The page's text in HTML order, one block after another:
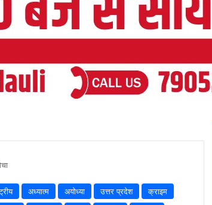
अध्यात्म अयोध्या उत्तर प्रदेश
क्राइम